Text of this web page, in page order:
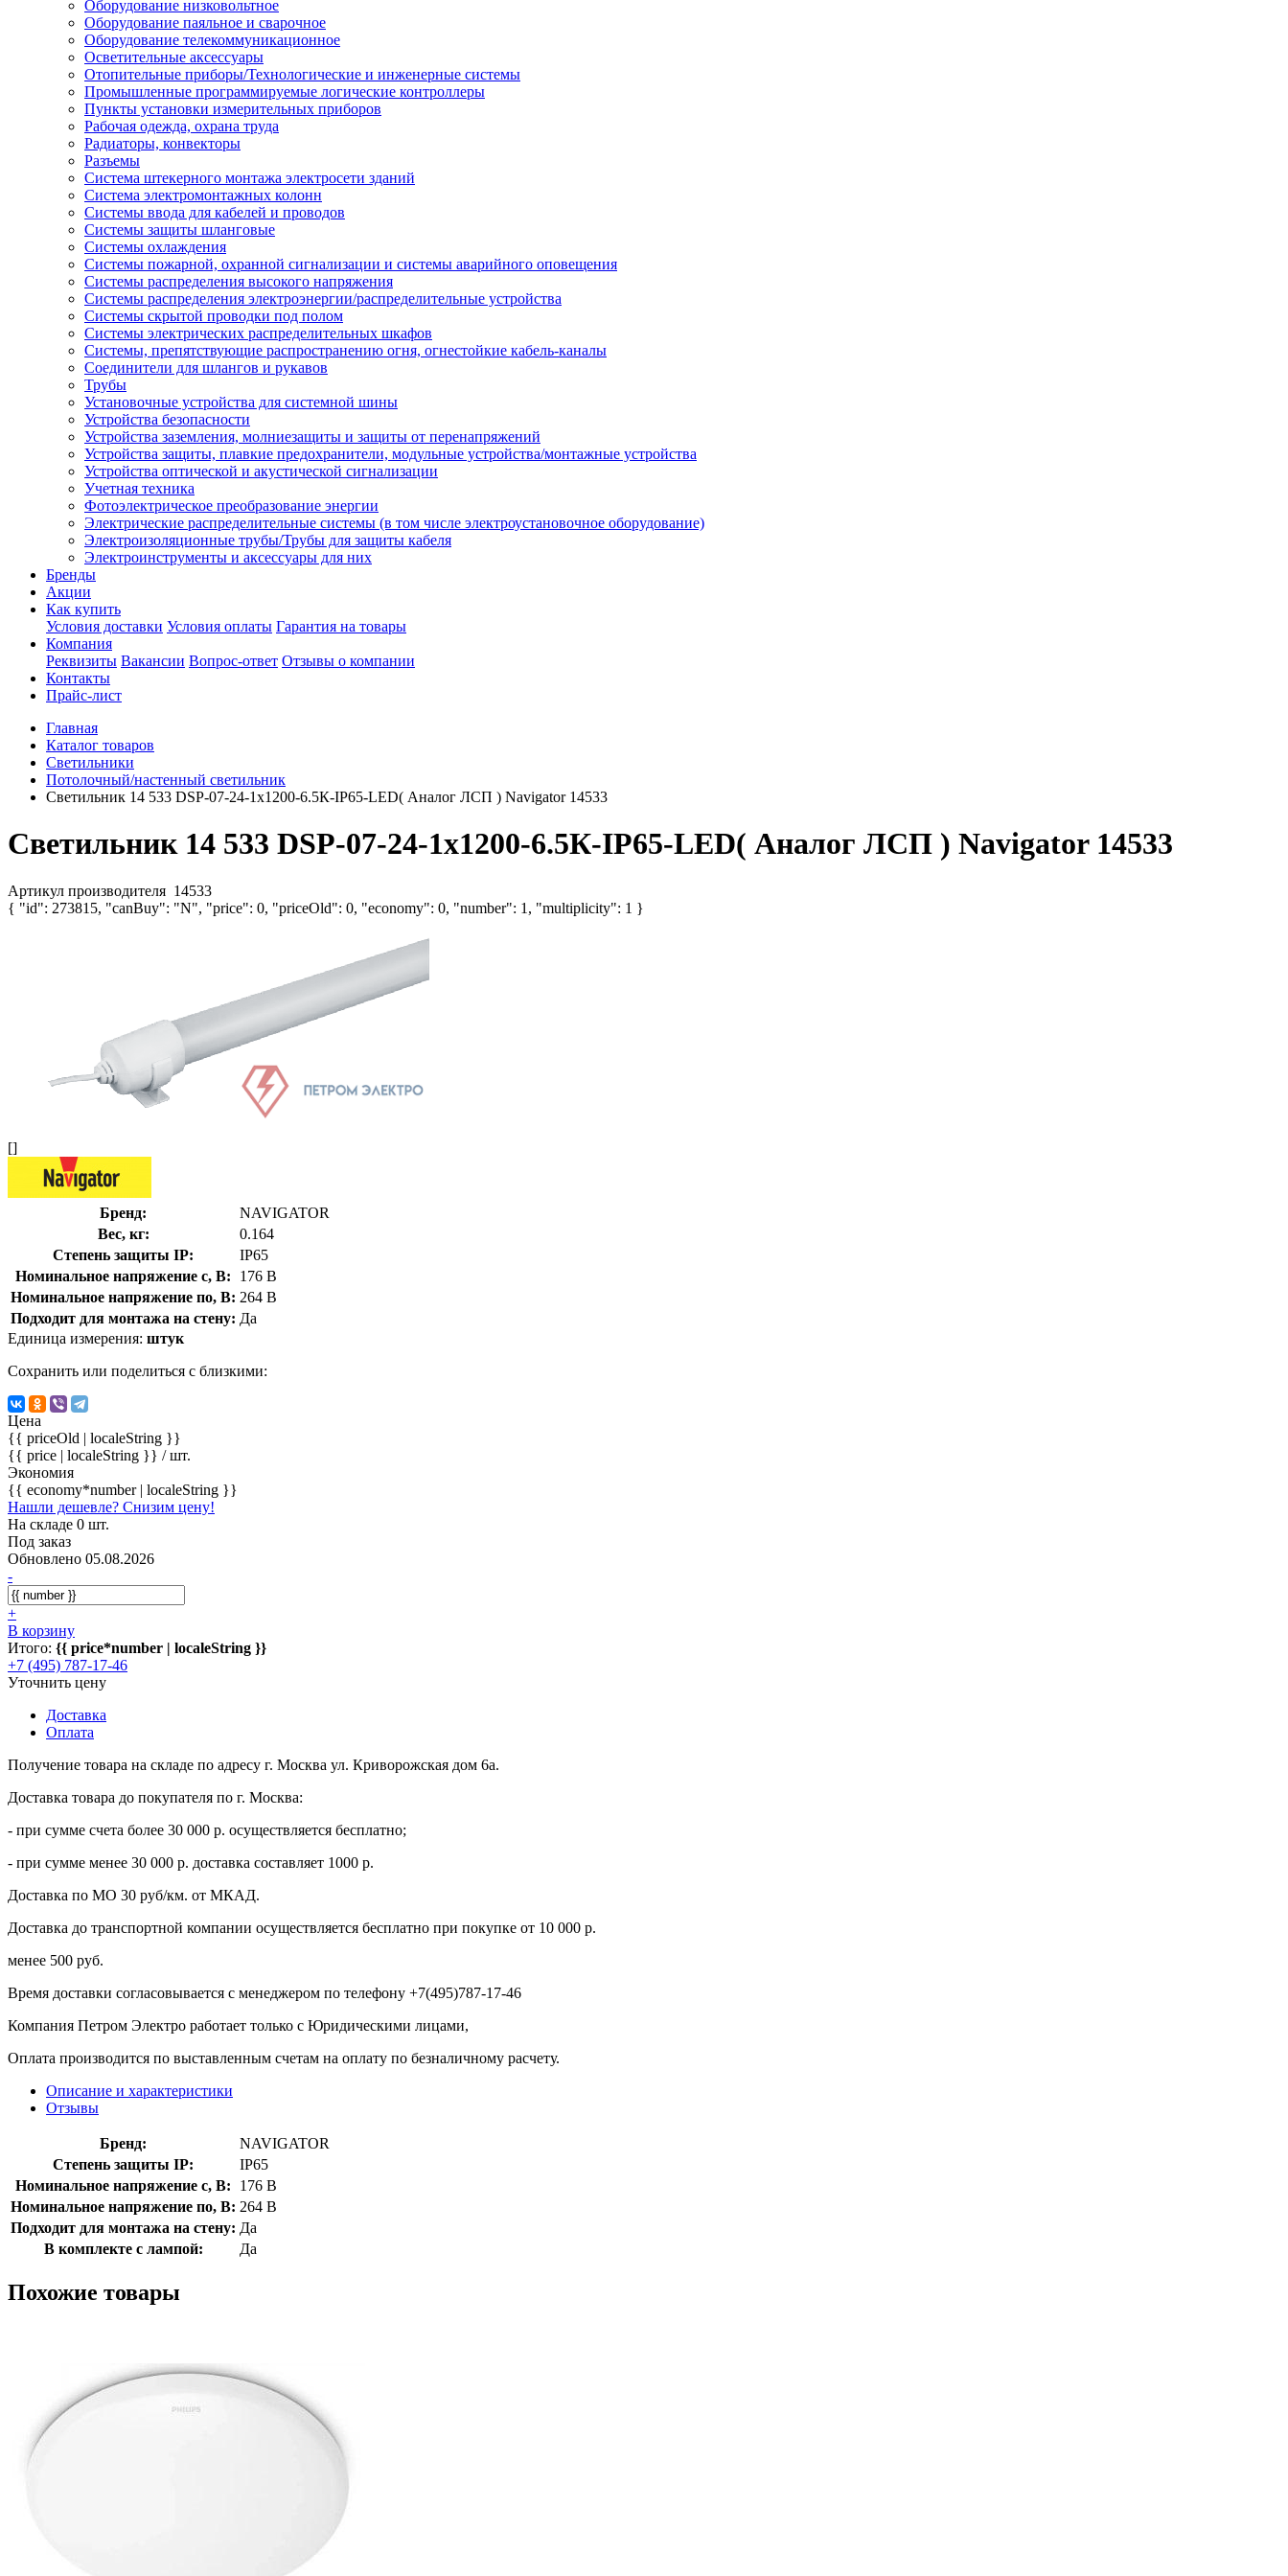
Оборудование низковольтное
Оборудование паяльное и сварочное
Оборудование телекоммуникационное
Осветительные аксессуары
Отопительные приборы/Технологические и инженерные системы
Промышленные программируемые логические контроллеры
Пункты установки измерительных приборов
Рабочая одежда, охрана труда
Радиаторы, конвекторы
Разъемы
Система штекерного монтажа электросети зданий
Система электромонтажных колонн
Системы ввода для кабелей и проводов
Системы защиты шланговые
Системы охлаждения
Системы пожарной, охранной сигнализации и системы аварийного оповещения
Системы распределения высокого напряжения
Системы распределения электроэнергии/распределительные устройства
Системы скрытой проводки под полом
Системы электрических распределительных шкафов
Системы, препятствующие распространению огня, огнестойкие кабель-каналы
Соединители для шлангов и рукавов
Трубы
Установочные устройства для системной шины
Устройства безопасности
Устройства заземления, молниезащиты и защиты от перенапряжений
Устройства защиты, плавкие предохранители, модульные устройства/монтажные устройства
Устройства оптической и акустической сигнализации
Учетная техника
Фотоэлектрическое преобразование энергии
Электрические распределительные системы (в том числе электроустановочное оборудование)
Электроизоляционные трубы/Трубы для защиты кабеля
Электроинструменты и аксессуары для них
Бренды
Акции
Как купить
Условия доставки Условия оплаты Гарантия на товары
Компания
Реквизиты Вакансии Вопрос-ответ Отзывы о компании
Контакты
Прайс-лист
Главная
Каталог товаров
Светильники
Потолочный/настенный светильник
Светильник 14 533 DSP-07-24-1х1200-6.5К-IP65-LED( Аналог ЛСП ) Navigator 14533
Светильник 14 533 DSP-07-24-1х1200-6.5К-IP65-LED( Аналог ЛСП ) Navigator 14533
Артикул производителя 14533
{ "id": 273815, "canBuy": "N", "price": 0, "priceOld": 0, "economy": 0, "number": 1, "multiplicity": 1 }
[]
Бренд:
NAVIGATOR
Вес, кг:
0.164
Степень защиты IP:
IP65
Номинальное напряжение с, В:
176 В
Номинальное напряжение по, В: 264 В
Подходит для монтажа на стену: Да
Единица измерения: штук
Сохранить или поделиться с близкими:
Цена
{{ priceOld | localeString }}
{{ price | localeString }} / шт.
Экономия
{{ economy*number | localeString }}
Нашли дешевле? Снизим цену!
На складе 0 шт.
Под заказ
Обновлено 05.08.2026
-
+
В корзину
Итого: {{ price*number | localeString }}
+7 (495) 787-17-46
Уточнить цену
Доставка
Оплата
Получение товара на складе по адресу г. Москва ул. Криворожская дом 6а.
Доставка товара до покупателя по г. Москва:
- при сумме счета более 30 000 р. осуществляется бесплатно;
- при сумме менее 30 000 р. доставка составляет 1000 р.
Доставка по МО 30 руб/км. от МКАД.
Доставка до транспортной компании осуществляется бесплатно при покупке от 10 000 р.
менее 500 руб.
Время доставки согласовывается с менеджером по телефону +7(495)787-17-46
Компания Петром Электро работает только с Юридическими лицами,
Оплата производится по выставленным счетам на оплату по безналичному расчету.
Описание и характеристики
Отзывы
Бренд:
NAVIGATOR
Степень защиты IP:
IP65
Номинальное напряжение с, В:
176 В
Номинальное напряжение по, В: 264 В
Подходит для монтажа на стену: Да
В комплекте с лампой:
Да
Похожие товары